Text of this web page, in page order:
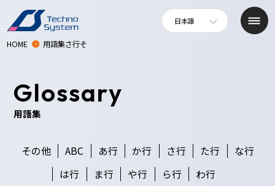
日本語
HOME 用語集さ行そ
Glossary
用語集
その他 ABC あ行 か行 さ行 た行
な行
は行
ま行 や行 ら行 わ行